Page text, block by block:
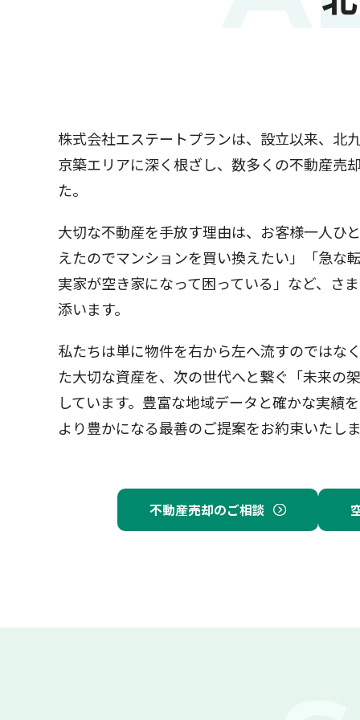
株式会社エステートプランは、設立以来、北
京築エリアに深く根ざし、数多くの不動産売
た。
大切な不動産を手放す理由は、お客様一人ひ
えたのでマンションを買い換えたい」「急な
実家が空き家になって困っている」など、さ
添います。
私たちは単に物件を右から左へ流すのではな
た大切な資産を、次の世代へと繋ぐ「未来の
しています。豊富な地域データと確かな実績
より豊かになる最善のご提案をお約束いたし
不動産売却のご相談